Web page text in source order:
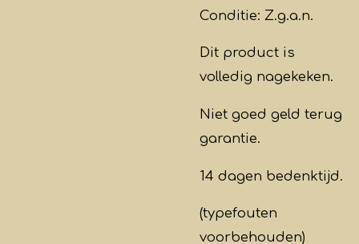
Conditie: Z.g.a.n.
Dit product is
volledig nagekeken.
Niet goed geld terug
garantie.
14 dagen bedenktijd.
(typefouten
voorbehouden)